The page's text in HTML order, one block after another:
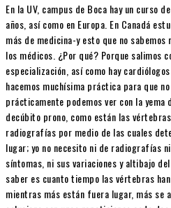
En la UV, campus de Boca hay un curso
años, así como en Europa. En Canadá
más de medicina-y esto que no
los médicos. ¿Por qué? Porque salimos
especialización, así como hay
hacemos muchísima práctica para que
prácticamente podemos ver con la yema
decúbito prono, como están las
radiografías por medio de las cuales
lugar; yo no necesito ni de radiografías
síntomas, ni sus variaciones y altibajo
saber es cuanto tiempo las vértebras
mientras más están fuera lugar, más se